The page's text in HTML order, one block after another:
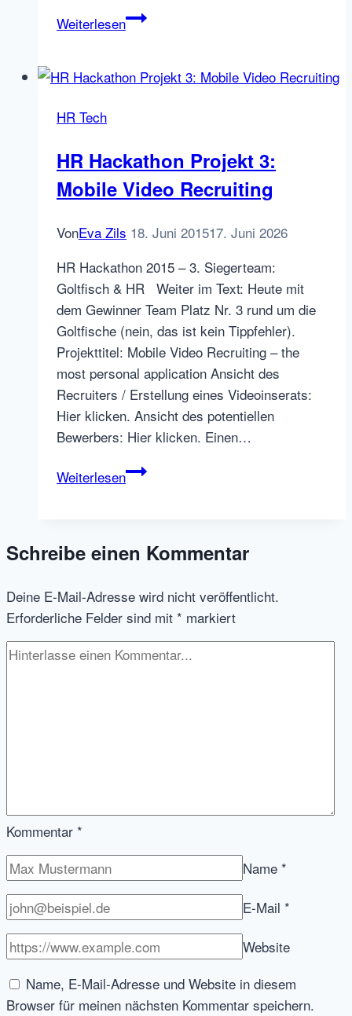
WeiterlesenHR
Projects
HR Tech
HR Hackathon Projekt 3:
Mobile Video Recruiting
VonEva Zils 18. Juni 201517. Juni 2026
HR Hackathon 2015 – 3. Siegerteam:
Goltfisch & HR Weiter im Text: Heute mit
dem Gewinner Team Platz Nr. 3 rund um die
Goltfische (nein, das ist kein Tippfehler).
Projekttitel: Mobile Video Recruiting – the
most personal application Ansicht des
Recruiters / Erstellung eines Videoinserats:
Hier klicken. Ansicht des potentiellen
Bewerbers: Hier klicken. Einen…
WeiterlesenHR
Mobile
Recruiting
Schreibe einen Kommentar
Deine E-Mail-Adresse wird nicht veröffentlicht.
Erforderliche Felder sind mit * markiert
Kommentar *
Name *
E-Mail *
Website
Name, E-Mail-Adresse und Website in diesem
Browser für meinen nächsten Kommentar speichern.